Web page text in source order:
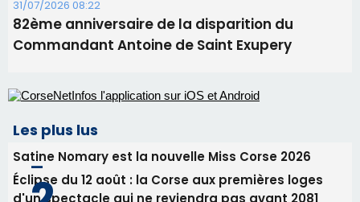
Satine Nomary est la nouvelle Miss Corse 2026
Éclipse du 12 août : la Corse aux premières loges
d'un spectacle qui ne reviendra pas avant 2081
consommation en recul dans les restaurants
face à une nouvelle escroquerie au faux vendeur de
vin
Deux jeunes Ajacciens sur la voie de la médecine
militaire